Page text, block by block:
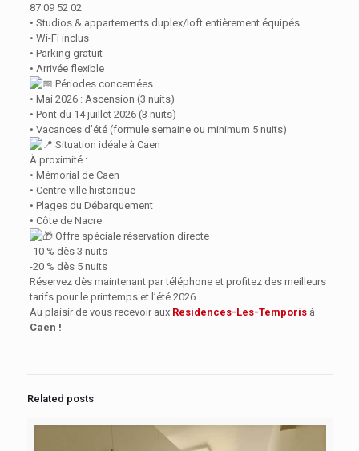
87 09 52 02
• Studios & appartements duplex/loft entièrement équipés
• Wi-Fi inclus
• Parking gratuit
• Arrivée flexible
Périodes concernées
• Mai 2026 : Ascension (3 nuits)
• Pont du 14 juillet 2026 (3 nuits)
• Vacances d’été (formule semaine ou minimum 5 nuits)
Situation idéale à Caen
À proximité :
• Mémorial de Caen
• Centre-ville historique
• Plages du Débarquement
• Côte de Nacre
Offre spéciale réservation directe
-10 % dès 3 nuits
-20 % dès 5 nuits
Réservez dès maintenant par téléphone et profitez des meilleurs
tarifs pour le printemps et l’été 2026.
Au plaisir de vous recevoir aux Residences-Les-Temporis à
Caen !
Related posts